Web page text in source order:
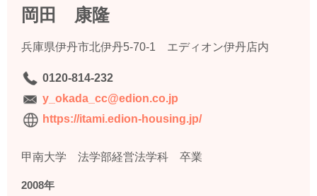
岡田 康隆
兵庫県伊丹市北伊丹5-70-1 エディオン伊丹店内
0120-814-232
y_okada_cc@edion.co.jp
https://itami.edion-housing.jp/
甲南大学 法学部経営法学科 卒業
2008年